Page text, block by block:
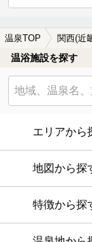
温泉TOP 関西(近
温浴施設を探す
エリアから
地図から探
特徴から探